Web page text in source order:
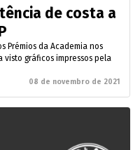
de costa a
Prémios da Academia nos
gráficos impressos pela
08 de novembro de 2021